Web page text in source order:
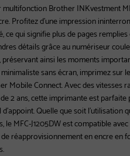
multifonction Brother INKvestment
Profitez d’une impression
ce qui signifie plus de pages remplies
détails grâce au numériseur
préservant ainsi les moments
sans écran, imprimez sur
Mobile Connect. Avec des vitesses
2 ans, cette imprimante est
Quelle que soit l’utilisation
MFC-J1205DW est compatible
réapprovisionnement en encre en